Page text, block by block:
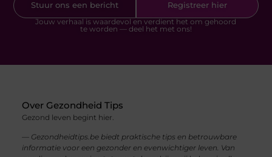
Stuur ons een bericht
Registreer hier
Jouw verhaal is waardevol en verdient het om gehoord
te worden — deel het met ons!
Over Gezondheid Tips
Gezond leven begint hier.
— Gezondheidtips.be biedt praktische tips en betrouwbare
informatie voor een gezonder en evenwichtiger leven. Van